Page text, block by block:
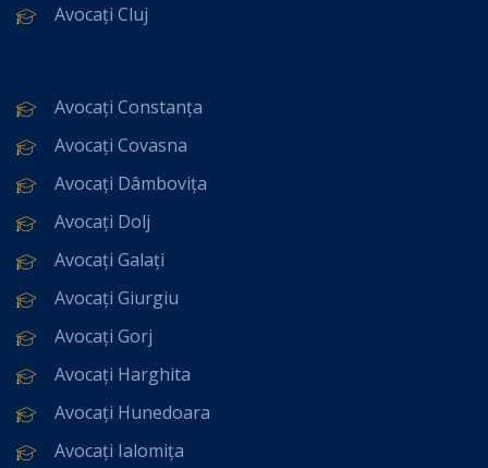
Avocați Cluj
Avocați Constanța
Avocați Covasna
Avocați Dâmbovița
Avocați Dolj
Avocați Galați
Avocați Giurgiu
Avocați Gorj
Avocați Harghita
Avocați Hunedoara
Avocați Ialomița